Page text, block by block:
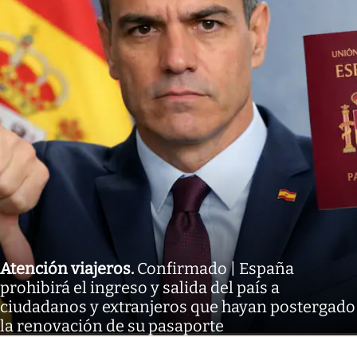
Atención viajeros. Confirmado | España
prohibirá el ingreso y salida del país a
ciudadanos y extranjeros que hayan postergado
la renovación de su pasaporte